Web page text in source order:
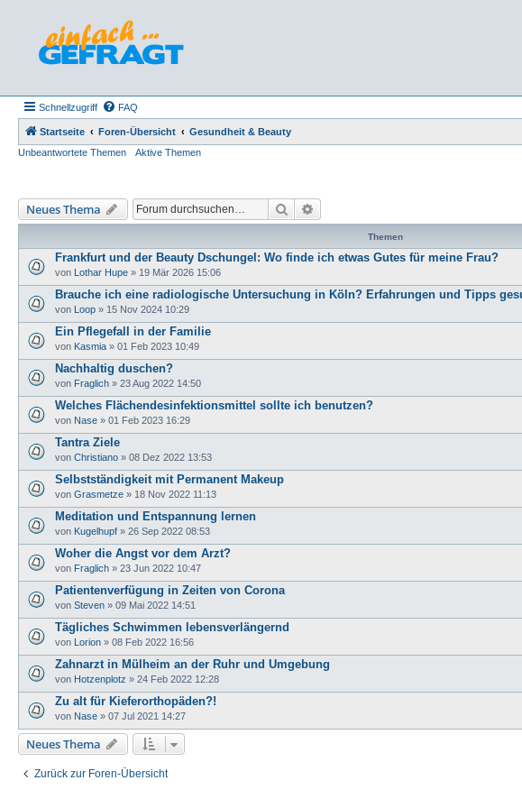
Schnellzugriff FAQ
Startseite Foren-Übersicht
Gesundheit & Beauty
Unbeantwortete Themen
Aktive Themen
Neues Thema Suche
Themen
Frankfurt und der Beauty Dschungel: Wo finde ich etwas Gutes für meine Frau?
von Lothar Hupe » 19 Mär 2026 15:06
Brauche ich eine radiologische Untersuchung in Köln? Erfahrungen und Tipps
von Loop » 15 Nov 2024 10:29
Ein Pflegefall in der Familie
von Kasmia » 01 Feb 2023 10:49
Nachhaltig duschen?
von Fraglich » 23 Aug 2022 14:50
Welches Flächendesinfektionsmittel sollte ich benutzen?
von Nase » 01 Feb 2023 16:29
Tantra Ziele
von Christiano » 08 Dez 2022 13:53
Selbstständigkeit mit Permanent Makeup
von Grasmetze » 18 Nov 2022 11:13
Meditation und Entspannung lernen
von Kugelhupf » 26 Sep 2022 08:53
Woher die Angst vor dem Arzt?
von Fraglich » 23 Jun 2022 10:47
Patientenverfügung in Zeiten von Corona
von Steven » 09 Mai 2022 14:51
Tägliches Schwimmen lebensverlängernd
von Lorion » 08 Feb 2022 16:56
Zahnarzt in Mülheim an der Ruhr und Umgebung
von Hotzenplotz » 24 Feb 2022 12:28
Zu alt für Kieferorthopäden?!
von Nase » 07 Jul 2021 14:27
Neues Thema
Zurück zur Foren-Übersicht